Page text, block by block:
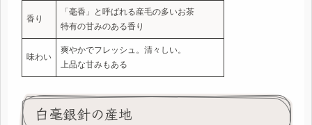
香り
「毫香」と呼ばれる産毛の多いお茶
特有の甘みのある香り
味わい
爽やかでフレッシュ。清々しい。
上品な甘みもある
白毫銀針の産地